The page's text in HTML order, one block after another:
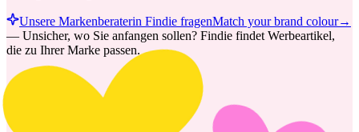
Unsere Markenberaterin Findie fragenMatch your brand colour→
— Unsicher, wo Sie anfangen sollen? Findie findet Werbeartikel,
die zu Ihrer Marke passen.